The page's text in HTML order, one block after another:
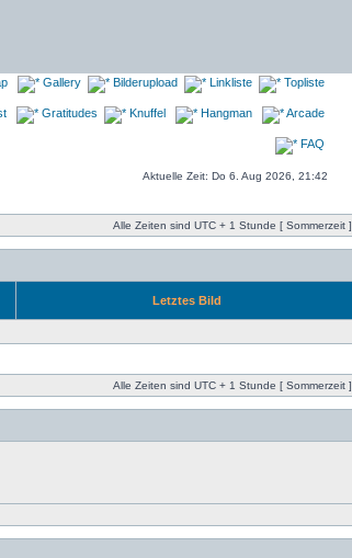
Gallery Bilderupload Linkliste Topliste
Gratitudes Knuffel Hangman Arcade
FAQ
Aktuelle Zeit: Do 6. Aug 2026, 21:42
Alle Zeiten sind UTC + 1 Stunde [ Sommerzeit ]
Letztes Bild
Alle Zeiten sind UTC + 1 Stunde [ Sommerzeit ]